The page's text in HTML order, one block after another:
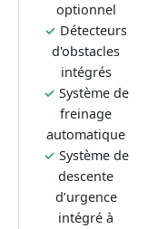
optionnel
✓ Détecteurs
d'obstacles
intégrés
✓ Système de
freinage
automatique
✓ Système de
descente
d’urgence
intégré à